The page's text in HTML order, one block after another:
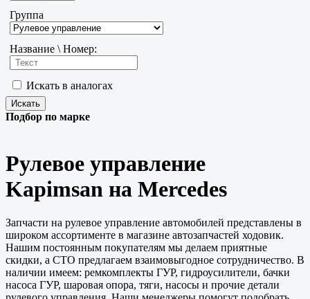
Группа
Название \ Номер:
Искать в аналогах
Подбор по марке
Рулевое управление
Kapimsan на Mercedes
Запчасти на рулевое управление автомобилей представлены в
широком ассортименте в магазине автозапчастей ходовик.
Нашим постоянным покупателям мы делаем приятные
скидки, а СТО предлагаем взаимовыгодное сотрудничество. В
наличии имеем: ремкомплекты ГУР, гидроусилители, бачки
насоса ГУР, шаровая опора, тяги, насосы и прочие детали